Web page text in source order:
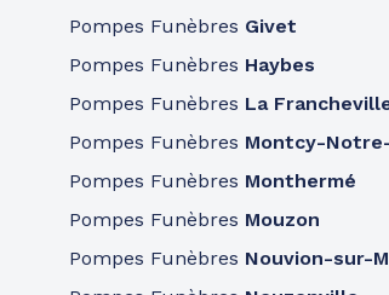
Pompes Funèbres Givet
Pompes Funèbres Haybes
Pompes Funèbres La
Pompes Funèbres Montcy-
Pompes Funèbres Monthermé
Pompes Funèbres Mouzon
Pompes Funèbres Nouvion-sur-